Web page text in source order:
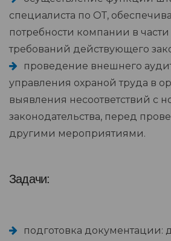
специалиста по ОТ,
потребности компании в
требований действующего
проведение внешнего
управления охраной труда в
выявления несоответствий с
законодательства, перед
другими мероприятиями.
Задачи:
подготовка документации: